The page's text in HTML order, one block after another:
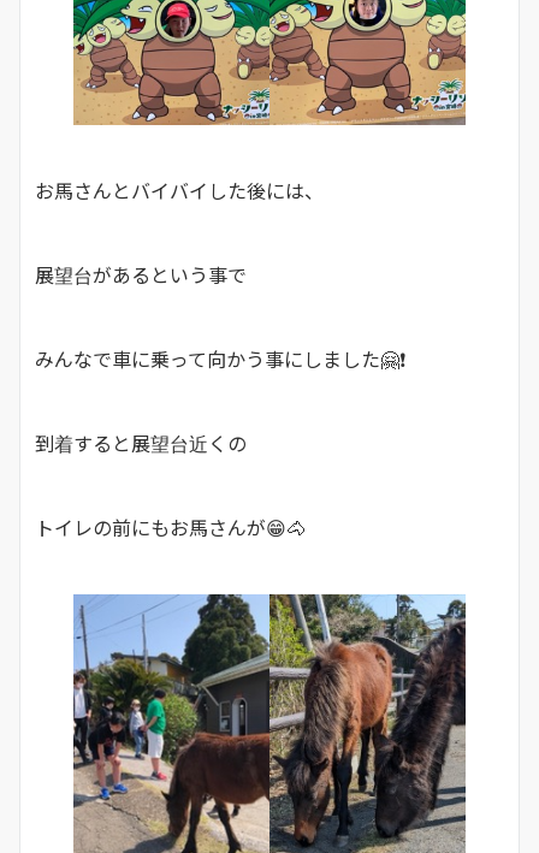
お馬さんとバイバイした後には、
展望台があるという事で
みんなで車に乗って向かう事にしました🤗❗
到着すると展望台近くの
トイレの前にもお馬さんが😁🐴